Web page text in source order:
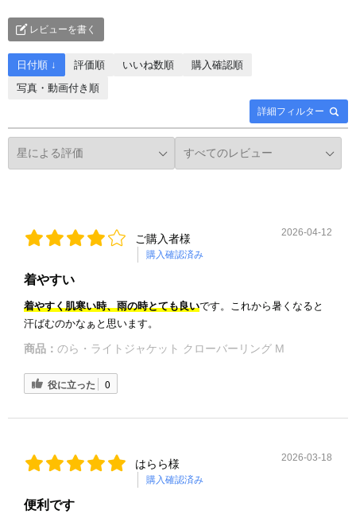
レビューを書く
詳細フィルター
日付順 ↓ 評価順 いいね数順
購入確認順
写真・動画付き順
ご購入者様
購入確認済み
2026-04-12
着やすい
着やすく肌寒い時、雨の時とても良いです。これから暑くなると
汗ばむのかなぁと思います。
商品： のら・ライトジャケット クローバーリング M
役に立った 0
はらら様
購入確認済み
2026-03-18
便利です